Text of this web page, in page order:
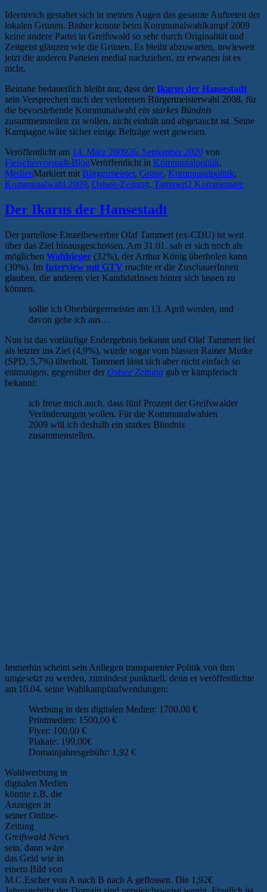
Ideenreich gestaltet sich in meinen Augen das gesamte Auftreten der
lokalen Grünen. Bisher konnte beim Kommunalwahlkampf 2009
keine andere Partei in Greifswald so sehr durch Originalität und
Zeitgeist glänzen wie die Grünen. Es bleibt abzuwarten, inwieweit
jetzt die anderen Parteien medial nachziehen, zu erwarten ist es
nicht.
Beinahe bedauerlich bleibt nur, dass der Ikarus der Hansestadt
sein Versprechen nach der verlorenen Bürgermeisterwahl 2008, für
die bevorstehende Kommunalwahl ein starkes Bündnis
zusammenstellen zu wollen, nicht einhält und abgetaucht ist. Seine
Kampagne wäre sicher einige Beiträge wert gewesen.
Veröffentlicht am 14. März 200926. September 2020 von
Fleischervorstadt-BlogVeröffentlicht in Kommunalpolitik,
MedienMarkiert mit Bürgermeister, Grüne, Kommunalpolitik,
Kommunalwahl 2009, Ostsee-Zeitung, Tammert2 Kommentare
Der Ikarus der Hansestadt
Der parteilose Einzelbewerber Olaf Tammert (ex-CDU) ist weit
über das Ziel hinausgeschossen. Am 31.01. sah er sich noch als
möglichen Wahlsieger (32%), der Arthur König überholen kann
(30%). Im Interview mit GTV machte er die ZuschauerInnen
glauben, die anderen vier KandidatInnen hinter sich lassen zu
können.
sollte ich Oberbürgermeister am 13. April werden, und
davon gehe ich aus…
Nun ist das vorläufige Endergebnis bekannt und Olaf Tammert lief
als letzter ins Ziel (4,9%), wurde sogar vom blassen Rainer Mutke
(SPD, 5,7%) überholt. Tammert lässt sich aber nicht einfach so
entmutigen, gegenüber der Ostsee Zeitung gab er kämpferisch
bekannt:
ich freue mich auch, dass fünf Prozent der Greifswalder
Veränderungen wollen. Für die Kommunalwahlen
2009 will ich deshalb ein starkes Bündnis
zusammenstellen.
Immerhin scheint sein Anliegen transparenter Politik von ihm
umgesetzt zu werden, zumindest punktuell, denn er veröffentlichte
am 10.04. seine Wahlkampfaufwendungen:
Werbung in den digitalen Medien: 1700,00 €
Printmedien: 1500,00 €
Flyer: 100,00 €
Plakate: 199,00€
Domainjahresgebühr: 1,92 €
Wahlwerbung in
digitalen Medien
könnte z.B. die
Anzeigen in
seiner Online-
Zeitung
Greifswald News
sein, dann wäre
das Geld wie in
einem Bild von
M.C.Escher von A nach B nach A geflossen. Die 1,92€